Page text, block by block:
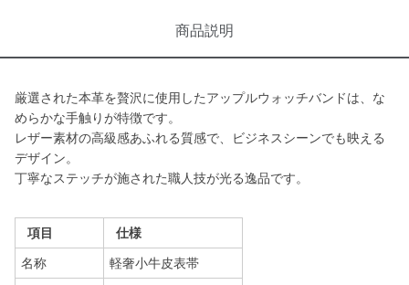
商品説明
厳選された本革を贅沢に使用したアップルウォッチバンドは、な
めらかな手触りが特徴です。
レザー素材の高級感あふれる質感で、ビジネスシーンでも映える
デザイン。
丁寧なステッチが施された職人技が光る逸品です。
項目 仕様
名称 軽奢小牛皮表帯